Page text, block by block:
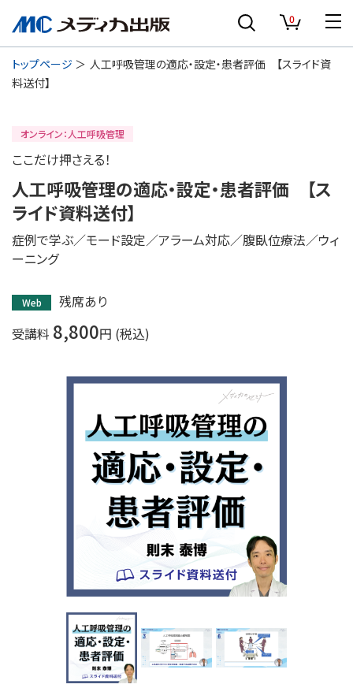
0
トップページ
人工呼吸管理の適応・設定・患者評価 【スライド資
料送付】
オンライン：人工呼吸管理
ここだけ押さえる！
人工呼吸管理の適応・設定・患者評価 【ス
ライド資料送付】
症例で学ぶ／モード設定／アラーム対応／腹臥位療法／ウィ
ーニング
Web
残席あり
受講料 8,800円 (税込)